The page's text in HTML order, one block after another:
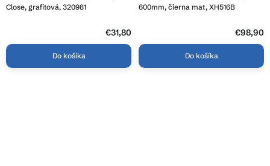
Close, grafitová, 320981
€31,80
Do košíka
600mm, čierna mat, XH516B
€98,90
Do košíka